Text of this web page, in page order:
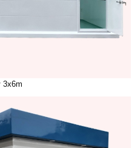
3x6m